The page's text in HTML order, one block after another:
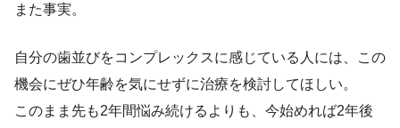
また事実。
自分の歯並びをコンプレックスに感じている人には、この
機会にぜひ年齢を気にせずに治療を検討してほしい。
このまま先も2年間悩み続けるよりも、今始めれば2年後